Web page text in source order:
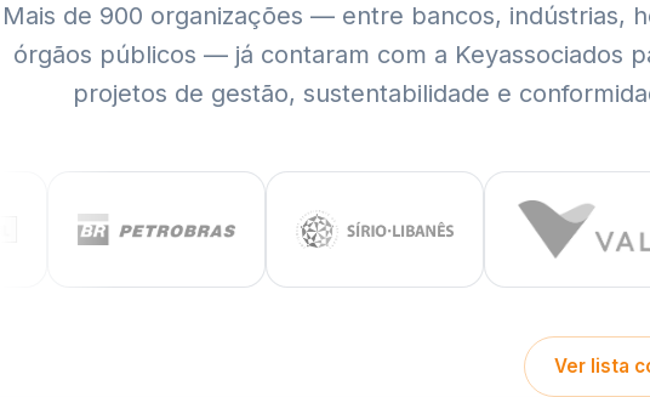
Mais de 900 organizações — entre bancos, indústrias,
órgãos públicos — já contaram com a Keyassociados
projetos de gestão, sustentabilidade e
Ver lista